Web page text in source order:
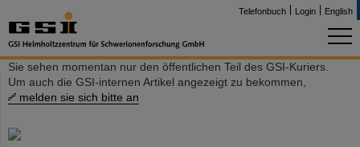
Telefonbuch Login English
Sie sehen momentan nur den öffentlichen Teil des GSI-Kuriers.
Um auch die GSI-internen Artikel angezeigt zu bekommen,
melden sie sich bitte an